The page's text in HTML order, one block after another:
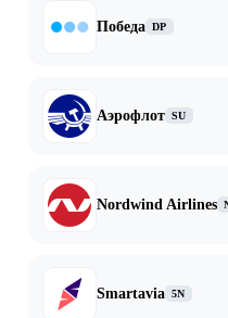
Победа DP
Аэрофлот SU
Nordwind Airlines
Smartavia 5N